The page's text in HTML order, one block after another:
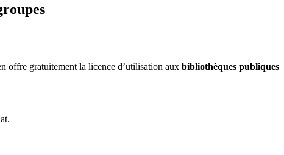
offre gratuitement la licence d’utilisation aux bibliothèques publiques